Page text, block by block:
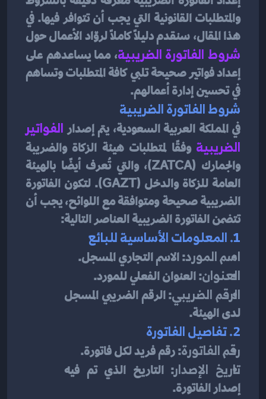
هذا المقال، سنقدم دليلاً كاملاً لروّاد الأعمال حول
شروط الفاتورة الضريبية
في تحسين إدارة أعمالهم.
شروط الفاتورة الضريبية
في المملكة العربية السعودية، يتم إصدار
الفواتير
الضريبية
تتضمن الفاتورة الضريبية العناصر التالية:
1. المعلومات الأساسية للبائع
اسم المورد: الاسم التجاري المسجل.
العنوان: العنوان الفعلي للمورد.
الرقم الضريبي
لدى الهيئة.
2. تفاصيل الفاتورة
رقم الفاتورة: رقم فريد لكل فاتورة.
تاريخ الإصدار : التاريخ الذي تم فيه
إصدار الفاتورة.